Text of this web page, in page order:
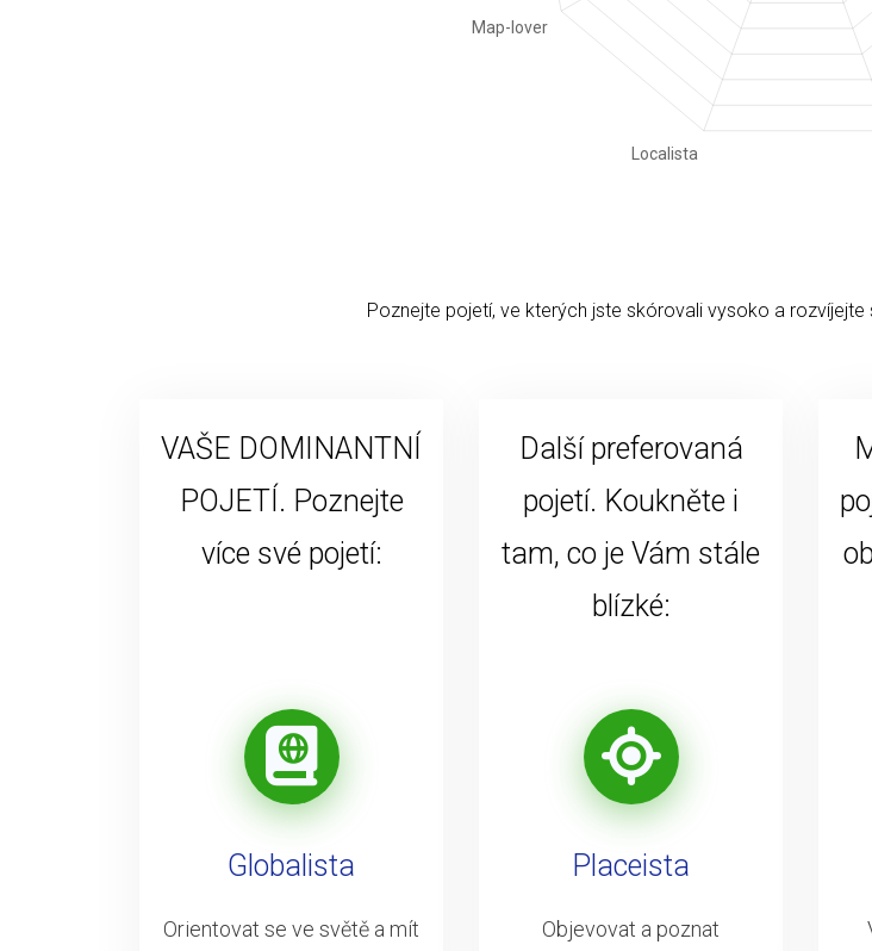
Poznejte pojetí, ve kterých jste skórovali vysoko a rozvíjejte
VAŠE DOMINANTNÍ
POJETÍ. Poznejte
více své pojetí:
Globalista
Orientovat se ve světě a mít
Další preferovaná
pojetí. Koukněte i
tam, co je Vám stále
blízké:
Placeista
Objevovat a poznat